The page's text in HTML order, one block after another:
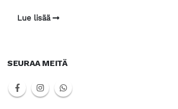
Lue lisää
SEURAA MEITÄ